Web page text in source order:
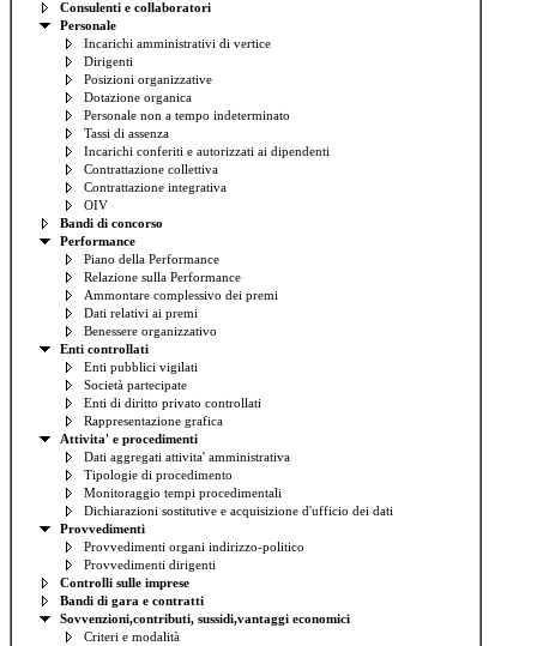
Consulenti e collaboratori
Personale
Incarichi amministrativi di vertice
Dirigenti
Posizioni organizzative
Dotazione organica
Personale non a tempo indeterminato
Tassi di assenza
Incarichi conferiti e autorizzati ai dipendenti
Contrattazione collettiva
Contrattazione integrativa
OIV
Bandi di concorso
Performance
Piano della Performance
Relazione sulla Performance
Ammontare complessivo dei premi
Dati relativi ai premi
Benessere organizzativo
Enti controllati
Enti pubblici vigilati
Società partecipate
Enti di diritto privato controllati
Rappresentazione grafica
Attivita' e procedimenti
Dati aggregati attivita' amministrativa
Tipologie di procedimento
Monitoraggio tempi procedimentali
Dichiarazioni sostitutive e acquisizione d'ufficio dei dati
Provvedimenti
Provvedimenti organi indirizzo-politico
Provvedimenti dirigenti
Controlli sulle imprese
Bandi di gara e contratti
Sovvenzioni,contributi, sussidi,vantaggi economici
Criteri e modalità